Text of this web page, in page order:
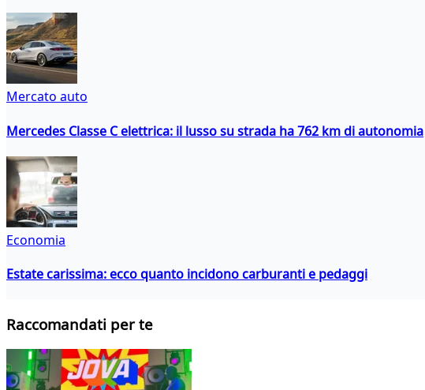
Mercato auto
Mercedes Classe C elettrica: il lusso su strada ha 762 km di autonomia
Economia
Estate carissima: ecco quanto incidono carburanti e pedaggi
Raccomandati per te